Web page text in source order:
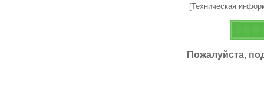
[Техническая
Пожалуйста,